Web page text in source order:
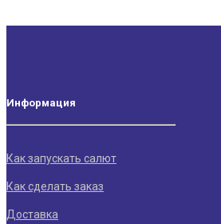
Информация
Как запускать салют
Как сделать заказ
Доставка